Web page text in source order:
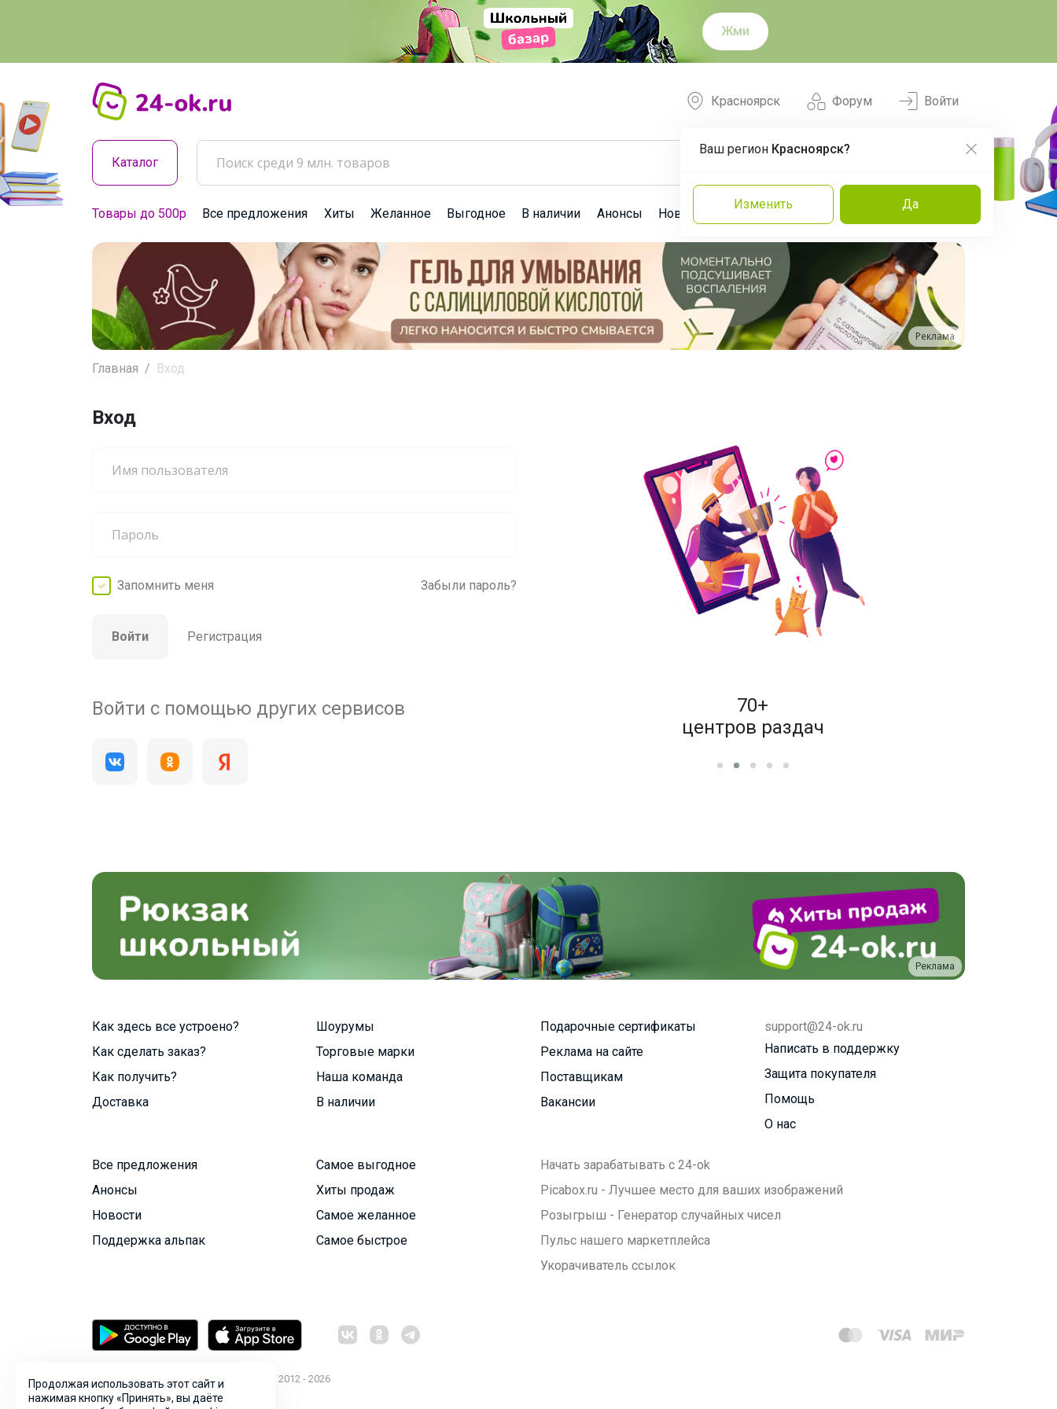
Жми
Форум
Красноярск
Ваш регион Красноярск?
Изменить Да
Войти
Каталог
Товары до 500р Все предложения Хиты Желанное Выгодное В наличии Анонсы Новости Команда Эксперты
Реклама
Главная Вход
Вход
Запомнить меня Забыли пароль?
Войти Регистрация
Войти с помощью других сервисов
200 000+
70+
центров раздач
Реклама
Как здесь все устроено?
Как сделать заказ?
Как получить?
Доставка
Шоурумы
Торговые марки
Наша команда
В наличии
Подарочные сертификаты
Реклама на сайте
Поставщикам
Вакансии
support@24-ok.ru
Написать в поддержку
Защита покупателя
Помощь
О нас
Все предложения
Анонсы
Новости
Поддержка альпак
Самое выгодное
Хиты продаж
Самое желанное
Самое быстрое
Начать зарабатывать с 24-ok
Picabox.ru - Лучшее место для ваших изображений
Розыгрыш - Генератор случайных чисел
Пульс нашего маркетплейса
Укорачиватель ссылок
© ООО "Лявита", ОГРН 1122468054070, 2012 - 2026
Политика конфиденциальности
Продолжая использовать этот сайт и
нажимая кнопку «Принять», вы даёте